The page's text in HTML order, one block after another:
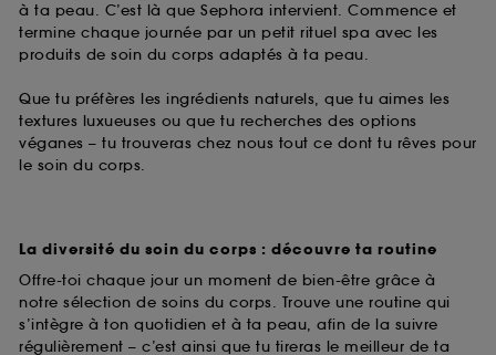
à ta peau. C’est là que Sephora intervient. Commence et
termine chaque journée par un petit rituel spa avec les
produits de soin du corps adaptés à ta peau.
Que tu préfères les ingrédients naturels, que tu aimes les
textures luxueuses ou que tu recherches des options
véganes – tu trouveras chez nous tout ce dont tu rêves pour
le soin du corps.
La diversité du soin du corps : découvre ta routine
Offre-toi chaque jour un moment de bien-être grâce à
notre sélection de soins du corps. Trouve une routine qui
s’intègre à ton quotidien et à ta peau, afin de la suivre
régulièrement – c’est ainsi que tu tireras le meilleur de ta